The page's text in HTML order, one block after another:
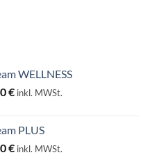
WELLNESS
€Ártartomány:
3.840,00 €
inkl. MWSt.
PLUS
€Ártartomány:
inkl. MWSt.